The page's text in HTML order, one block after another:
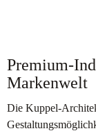
Premium-
Markenwelt
Die Kuppel-